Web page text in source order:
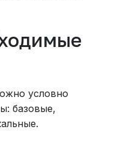
условно
базовые,